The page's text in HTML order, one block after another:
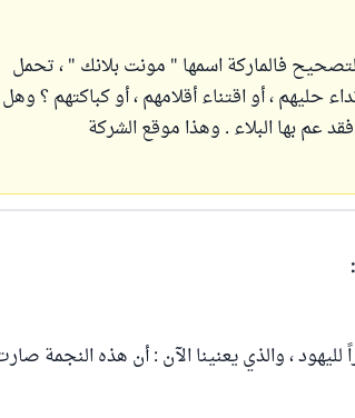
فالماركة اسمها " مونت بلانك " ، تحمل
حليهم ، أو اقتناء أقلامهم ، أو كباكتهم ؟ وهل
عم بها البلاء . وهذا موقع الشركة
، والذي يعنينا الآن : أن هذه النجمة